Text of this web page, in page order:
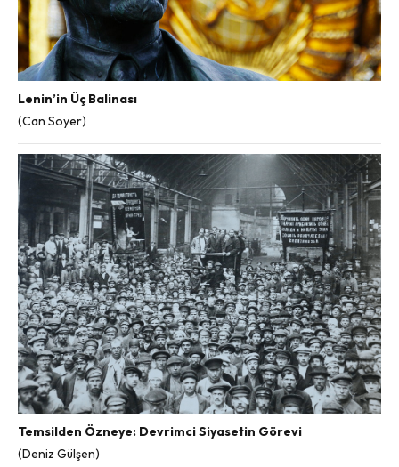
Lenin’in Üç Balinası
(Can Soyer)
Temsilden Özneye: Devrimci Siyasetin Görevi
(Deniz Gülşen)